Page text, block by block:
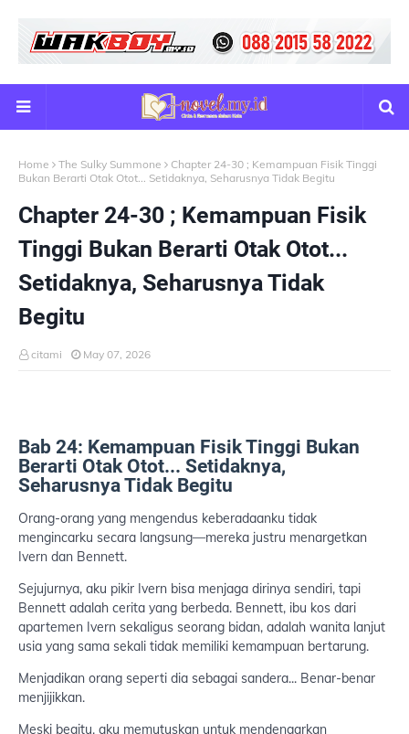
Home The Sulky Summone
Chapter 24-30 ; Kemampuan Fisik Tinggi
Bukan Berarti Otak Otot... Setidaknya, Seharusnya Tidak Begitu
Chapter 24-30 ; Kemampuan Fisik
Tinggi Bukan Berarti Otak Otot...
Setidaknya, Seharusnya Tidak
Begitu
citami May 07, 2026
Bab 24: Kemampuan Fisik Tinggi Bukan
Berarti Otak Otot... Setidaknya,
Seharusnya Tidak Begitu
Orang-orang yang mengendus keberadaanku tidak
mengincarku secara langsung—mereka justru menargetkan
Ivern dan Bennett.
Sejujurnya, aku pikir Ivern bisa menjaga dirinya sendiri, tapi
Bennett adalah cerita yang berbeda. Bennett, ibu kos dari
apartemen Ivern sekaligus seorang bidan, adalah wanita lanjut
usia yang sama sekali tidak memiliki kemampuan bertarung.
Menjadikan orang seperti dia sebagai sandera... Benar-benar
menjijikkan.
Meski begitu, aku memutuskan untuk mendengarkan